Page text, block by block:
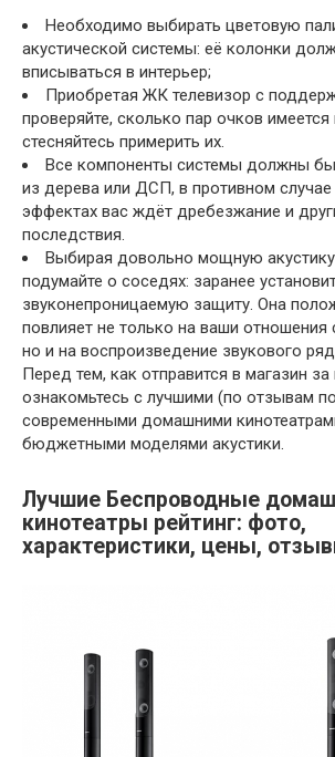
Необходимо выбирать цветовую
акустической системы: её колонки
вписываться в интерьер;
Приобретая ЖК телевизор с
проверяйте, сколько пар очков имеется
стесняйтесь примерить их.
Все компоненты системы должны
из дерева или ДСП, в противном
эффектах вас ждёт дребезжание и
последствия.
Выбирая довольно мощную
подумайте о соседях: заранее
звуконепроницаемую защиту. Она
повлияет не только на ваши
но и на воспроизведение звукового
Перед тем, как отправится в магазин за
ознакомьтесь с лучшими (по отзывам
современными домашними
бюджетными моделями акустики.
Лучшие Беспроводные
кинотеатры рейтинг: фото,
характеристики, цены,